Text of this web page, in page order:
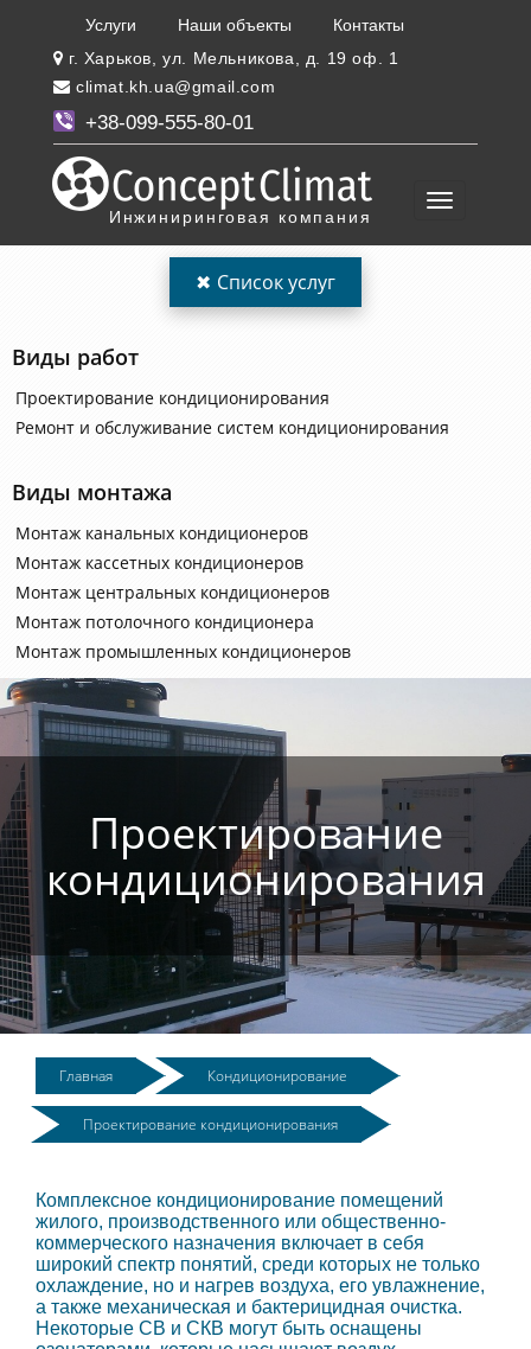
Услуги Наши объекты
Контакты
г. Харьков, ул. Мельникова, д. 19 оф. 1
climat.kh.ua@gmail.com
+38-099-555-80-01
Инжиниринговая компания
✖ Список услуг
Виды работ
Проектирование кондиционирования
Ремонт и обслуживание систем кондиционирования
Виды монтажа
Монтаж канальных кондиционеров
Монтаж кассетных кондиционеров
Монтаж центральных кондиционеров
Монтаж потолочного кондиционера
Монтаж промышленных кондиционеров
Проектирование
кондиционирования
Главная Кондиционирование
Проектирование кондиционирования
Комплексное кондиционирование помещений
жилого, производственного или общественно-
коммерческого назначения включает в себя
широкий спектр понятий, среди которых не только
охлаждение, но и нагрев воздуха, его увлажнение,
а также механическая и бактерицидная очистка.
Некоторые СВ и СКВ могут быть оснащены